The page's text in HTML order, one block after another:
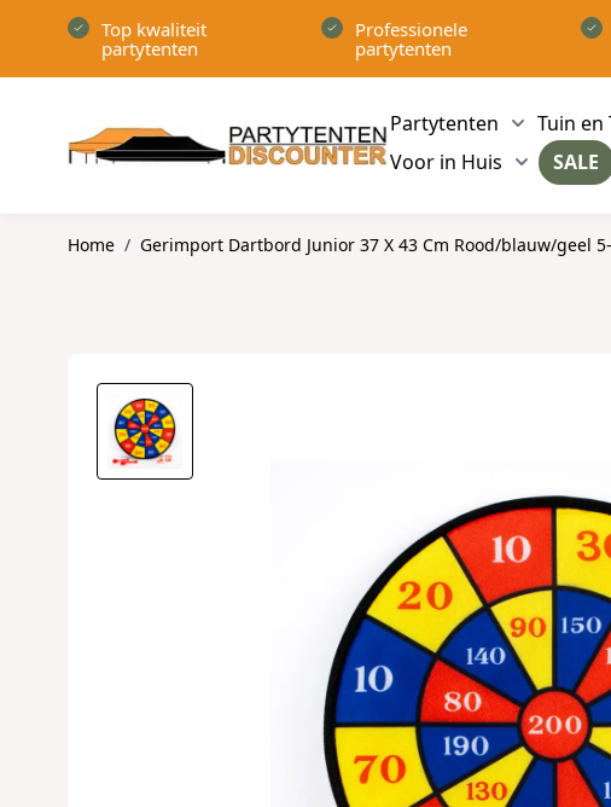
Top kwaliteit
partytenten
Professionele
partytenten
Partytenten
Show
Tuin en
Voor in Huis
Show
SALE
Home / Gerimport Dartbord Junior 37 X 43 Cm Rood/blauw/geel